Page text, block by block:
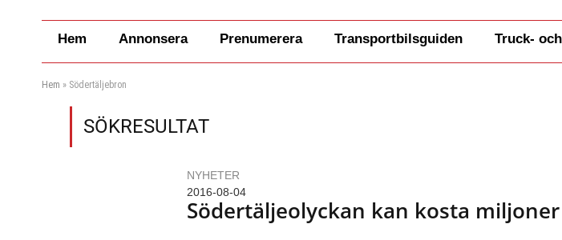
Hem Annonsera Prenumerera Transportbilsguiden Truck-
Hem » Södertäljebron
SÖKRESULTAT
NYHETER
2016-08-04
Södertäljeolyckan kan kosta